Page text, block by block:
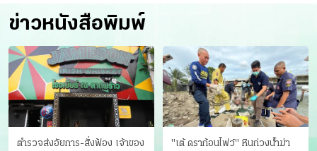
ข่าวหนังสือพิมพ์
ตำรวจส่งอัยการ-สั่งฟ้อง เจ้าของ
"เต้ ดราก้อนไฟว์" หินถ่วงน้ำฆ่า